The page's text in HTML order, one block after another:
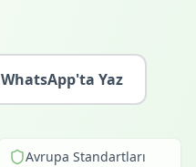
WhatsApp'ta Yaz
Avrupa Standartları